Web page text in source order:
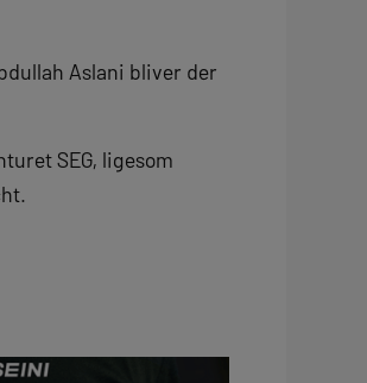
Aslani bliver der
SEG, ligesom